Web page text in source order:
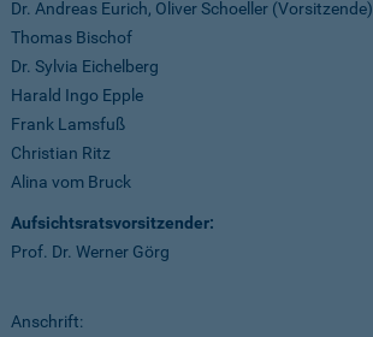
Dr. Andreas Eurich, Oliver Schoeller (Vorsitzende)
Thomas Bischof
Dr. Sylvia Eichelberg
Harald Ingo Epple
Frank Lamsfuß
Christian Ritz
Alina vom Bruck
Aufsichtsratsvorsitzender:
Prof. Dr. Werner Görg
Anschrift: